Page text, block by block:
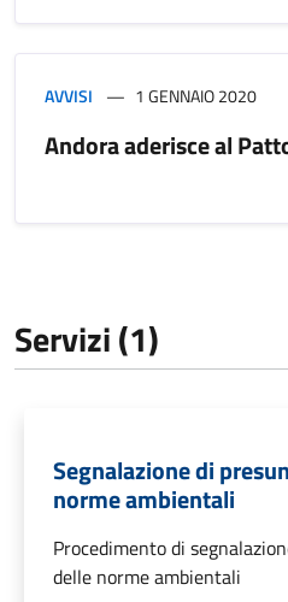
AVVISI 1 GENNAIO 2020
Andora aderisce al
Servizi (1)
Segnalazione di
norme ambientali
Procedimento di
delle norme ambientali